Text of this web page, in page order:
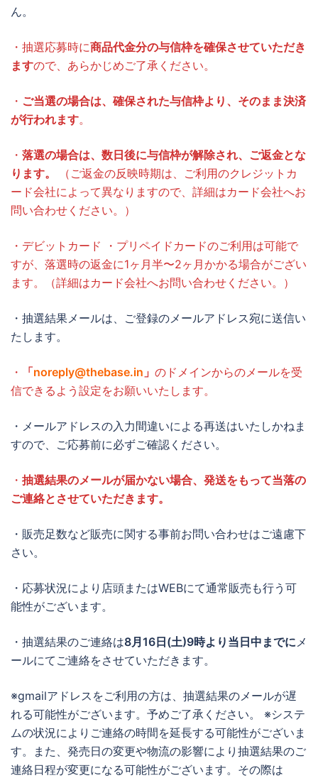
ん。
・抽選応募時に商品代金分の与信枠を確保させていただき
ますので、あらかじめご了承ください。
・ ご当選の場合は、確保された与信枠より、そのまま決済
が行われます。
・ 落選の場合は、数日後に与信枠が解除され、ご返金とな
ります。
（ご返金の反映時期は、ご利用のクレジットカ
ード会社によって異なりますので、詳細はカード会社へお
問い合わせください。）
・デビットカード ・プリペイドカードのご利用は可能で
すが、落選時の返金に1ヶ月半〜2ヶ月かかる場合がござい
ます。（詳細はカード会社へお問い合わせください。）
・抽選結果メールは、ご登録のメールアドレス宛に送信い
たします。
・ 「noreply@thebase.in 」 のドメインからのメールを受
信できるよう設定をお願いいたします。
・メールアドレスの入力間違いによる再送はいたしかねま
すので、ご応募前に必ずご確認ください。
・ 抽選結果のメールが届かない場合、発送をもって当落の
ご連絡とさせていただきます。
・販売足数など販売に関する事前お問い合わせはご遠慮下
さい。
・応募状況により店頭またはWEBにて通常販売も行う可
能性がございます。
・抽選結果のご連絡は8月16日(土)9時より当日中までにメ
ールにてご連絡をさせていただきます。
※gmailアドレスをご利用の方は、抽選結果のメールが遅
れる可能性がございます。予めご了承ください。 ※システ
ムの状況によりご連絡の時間を延長する可能性がございま
す。また、発売日の変更や物流の影響により抽選結果のご
連絡日程が変更になる可能性がございます。その際は